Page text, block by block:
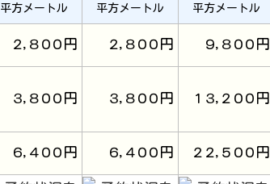
平方メートル 平方メートル 平方メートル
２,８００ 円 ２,８００ 円 ９,８００ 円
３,８００ 円 ３,８００ 円 １３,２００ 円
６,４００ 円 ６,４００ 円 ２２,５００ 円